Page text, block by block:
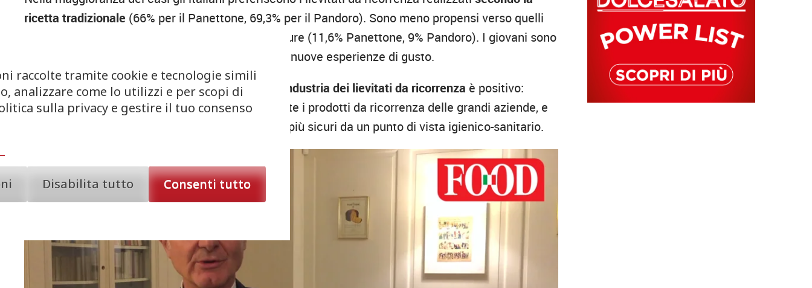
ricetta tradizionale (66% per il Panettone, 69,3% per il Pandoro). Sono meno propensi verso quelli
“speciali”, per esempio arricchiti con delle coperture (11,6% Panettone, 9% Pandoro). I giovani sono
i più aperti a scoprire le novità per provare anche nuove esperienze di gusto.
Nel complesso, il percepito dei consumatori sull’industria dei lievitati da ricorrenza è positivo:
infatti oltre l’80% degli italiani valuta positivamente i prodotti da ricorrenza delle grandi aziende, e
circa sette consumatori su dieci sanno che sono più sicuri da un punto di vista igienico-sanitario.
raccolte tramite cookie e tecnologie simili
analizzare come lo utilizzi e per scopi di
sulla privacy e gestire il tuo consenso
Disabilita tutto Consenti tutto